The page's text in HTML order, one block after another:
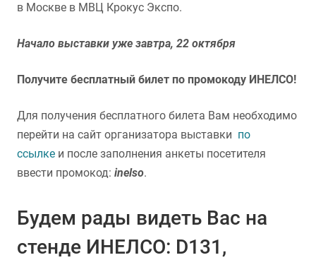
в Москве в МВЦ Крокус Экспо.
Начало выставки уже завтра, 22 октября
Получите бесплатный билет по промокоду ИНЕЛСО!
Для получения бесплатного билета Вам необходимо
перейти на сайт организатора выставки по
ссылке и после заполнения анкеты посетителя
ввести промокод: inelso.
Будем рады видеть Вас на
стенде ИНЕЛСО: D131,